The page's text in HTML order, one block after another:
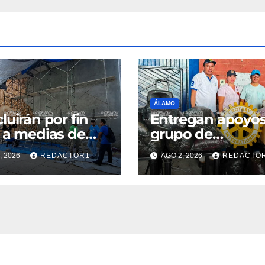
por fin
medias de
2026 REDACTOR1
ÁLAMO
Entregan
grupo de
rehabilitación 5
Febrero
AGO 2, 2026